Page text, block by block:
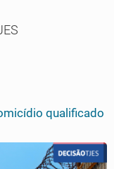
qualificado